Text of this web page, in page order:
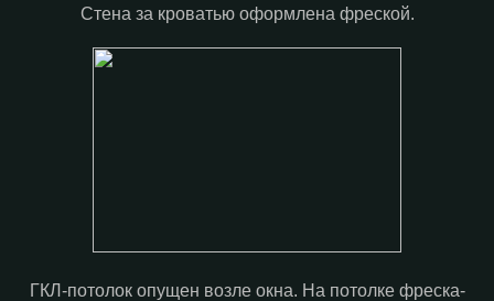
Стена за кроватью оформлена фреской.
ГКЛ-потолок опущен возле окна. На потолке фреска-